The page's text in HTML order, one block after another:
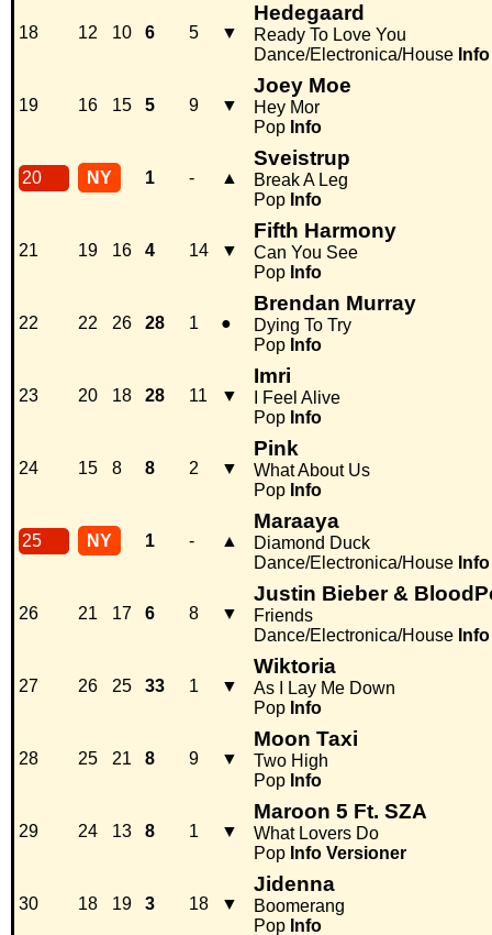
18 12 10 6 5 ▼
Hedegaard
Ready To Love You
Dance/Electronica/House Info
19 16 15 5 9 ▼
Joey Moe
Hey Mor
Pop Info
20 NY 1 - ▲
Sveistrup
Break A Leg
Pop Info
21 19 16 4 14 ▼
Fifth Harmony
Can You See
Pop Info
22 22 26 28 1 ●
Brendan Murray
Dying To Try
Pop Info
23 20 18 28 11 ▼
Imri
I Feel Alive
Pop Info
24 15 8 8 2 ▼
Pink
What About Us
Pop Info
25 NY 1 - ▲
Maraaya
Diamond Duck
Dance/Electronica/House Info
26 21 17 6 8 ▼
Justin Bieber &
Friends
Dance/Electronica/House Info
27 26 25 33 1 ▼
Wiktoria
As I Lay Me Down
Pop Info
28 25 21 8 9 ▼
Moon Taxi
Two High
Pop Info
29 24 13 8 1 ▼
Maroon 5 Ft. SZA
What Lovers Do
Pop Info Versioner
30 18 19 3 18 ▼
Jidenna
Boomerang
Pop Info